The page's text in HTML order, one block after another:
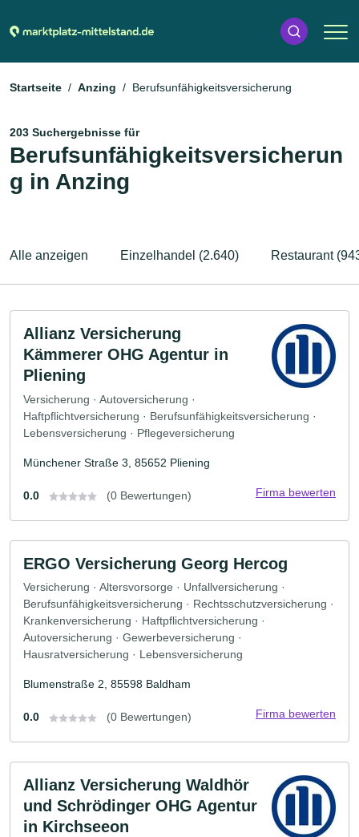
Startseite Anzing Berufsunfähigkeitsversicherung
203 Suchergebnisse für
Berufsunfähigkeitsversicherun
g in Anzing
Alle anzeigen Einzelhandel (2.640) Restaurant
Allianz Versicherung
Kämmerer OHG Agentur in
Pliening
Versicherung · Autoversicherung ·
Haftpflichtversicherung · Berufsunfähigkeitsversicherung ·
Lebensversicherung · Pflegeversicherung
Münchener Straße 3, 85652 Pliening
0.0 (0 Bewertungen) Firma bewerten
ERGO Versicherung Georg Hercog
Versicherung · Altersvorsorge · Unfallversicherung ·
Berufsunfähigkeitsversicherung · Rechtsschutzversicherung ·
Krankenversicherung · Haftpflichtversicherung ·
Autoversicherung · Gewerbeversicherung ·
Hausratversicherung · Lebensversicherung
Blumenstraße 2, 85598 Baldham
0.0 (0 Bewertungen) Firma bewerten
Allianz Versicherung Waldhör
und Schrödinger OHG Agentur
in Kirchseeon